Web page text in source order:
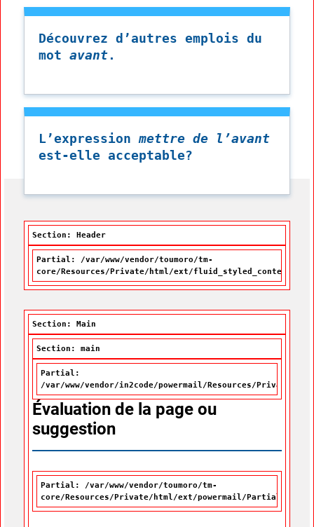
Découvrez d’autres emplois du
mot avant.
L’expression mettre de l’avant
est-elle acceptable?
Section: Header
Partial: /var/www/vendor/toumoro/tm-
core/Resources/Private/html/ext/fluid_styled_content/
Section: Main
Section: main
Partial:
/var/www/vendor/in2code/powermail/Resources/Private/
Évaluation de la page ou
suggestion
Partial: /var/www/vendor/toumoro/tm-
core/Resources/Private/html/ext/powermail/Partials/